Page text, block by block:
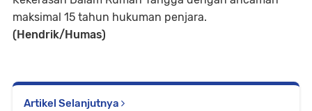
maksimal 15 tahun hukuman penjara.
(Hendrik/Humas)
Artikel Selanjutnya